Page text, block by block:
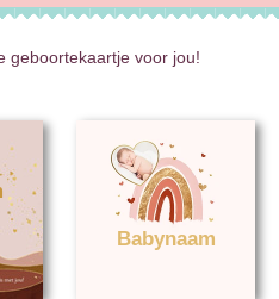
geboortekaartje voor jou!
Babynaam